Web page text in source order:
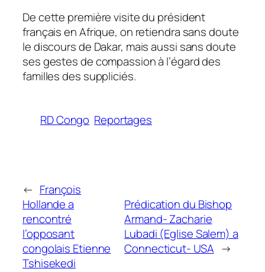
De cette première visite du président
français en Afrique, on retiendra sans doute
le discours de Dakar, mais aussi sans doute
ses gestes de compassion à l’égard des
familles des suppliciés.
RD Congo Reportages
← François
Hollande a
rencontré
l’opposant
congolais Etienne
Tshisekedi
Prédication du Bishop
Armand- Zacharie
Lubadi (Eglise Salem) a
Connecticut- USA →